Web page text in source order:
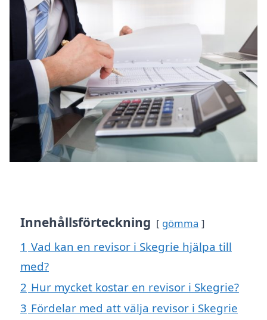
Innehållsförteckning gömma
1 Vad kan en revisor i Skegrie hjälpa till
med?
2 Hur mycket kostar en revisor i Skegrie?
3 Fördelar med att välja revisor i Skegrie